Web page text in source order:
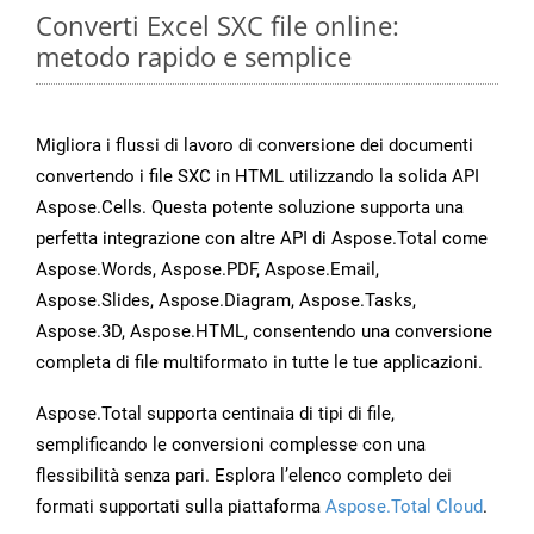
Converti Excel SXC file online:
metodo rapido e semplice
Migliora i flussi di lavoro di conversione dei documenti
convertendo i file SXC in HTML utilizzando la solida API
Aspose.Cells. Questa potente soluzione supporta una
perfetta integrazione con altre API di Aspose.Total come
Aspose.Words, Aspose.PDF, Aspose.Email,
Aspose.Slides, Aspose.Diagram, Aspose.Tasks,
Aspose.3D, Aspose.HTML, consentendo una conversione
completa di file multiformato in tutte le tue applicazioni.
Aspose.Total supporta centinaia di tipi di file,
semplificando le conversioni complesse con una
flessibilità senza pari. Esplora l’elenco completo dei
formati supportati sulla piattaforma Aspose.Total Cloud.